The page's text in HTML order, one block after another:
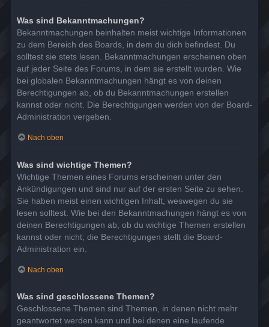
Was sind Bekanntmachungen?
Bekanntmachungen beinhalten meist wichtige Informationen
zu dem Bereich des Boards, in dem du dich befindest. Du
solltest sie stets lesen. Bekanntmachungen erscheinen oben
auf jeder Seite des Forums, in dem sie erstellt wurden. Wie
bei globalen Bekanntmachungen hängt es von deinen
Berechtigungen ab, ob du Bekanntmachungen erstellen
kannst oder nicht. Die Berechtigungen werden von der Board-
Administration vergeben.
Nach oben
Was sind wichtige Themen?
Wichtige Themen eines Forums erscheinen unter den
Ankündigungen und sind nur auf der ersten Seite zu sehen.
Sie haben meist einen wichtigen Inhalt, weswegen du sie
lesen solltest. Wie bei den Bekanntmachungen hängt es von
deinen Berechtigungen ab, ob du wichtige Themen erstellen
kannst oder nicht; die Berechtigungen stellt die Board-
Administration ein.
Nach oben
Was sind geschlossene Themen?
Geschlossene Themen sind Themen, in denen nicht mehr
geantwortet werden kann und bei denen eine laufende